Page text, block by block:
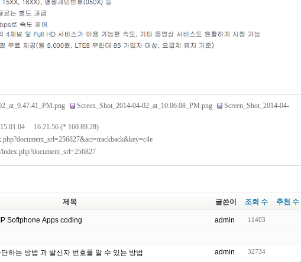
Screen_Shot_2014-04-02_at_10.06.08_PM.png
Screen_Shot_2014-04-
16:21:56 (*.160.89.28)
제목 글쓴이 조회 수 추천 수
Softphone Apps coding admin 11403
하는 방법 과 발신자 번호를 알 수 있는 방법 admin 32734